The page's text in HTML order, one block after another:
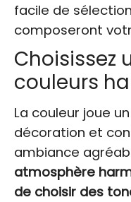
facile de
composeront
Choisissez
couleurs
La couleur joue
décoration et
ambiance
atmosphère
de choisir des